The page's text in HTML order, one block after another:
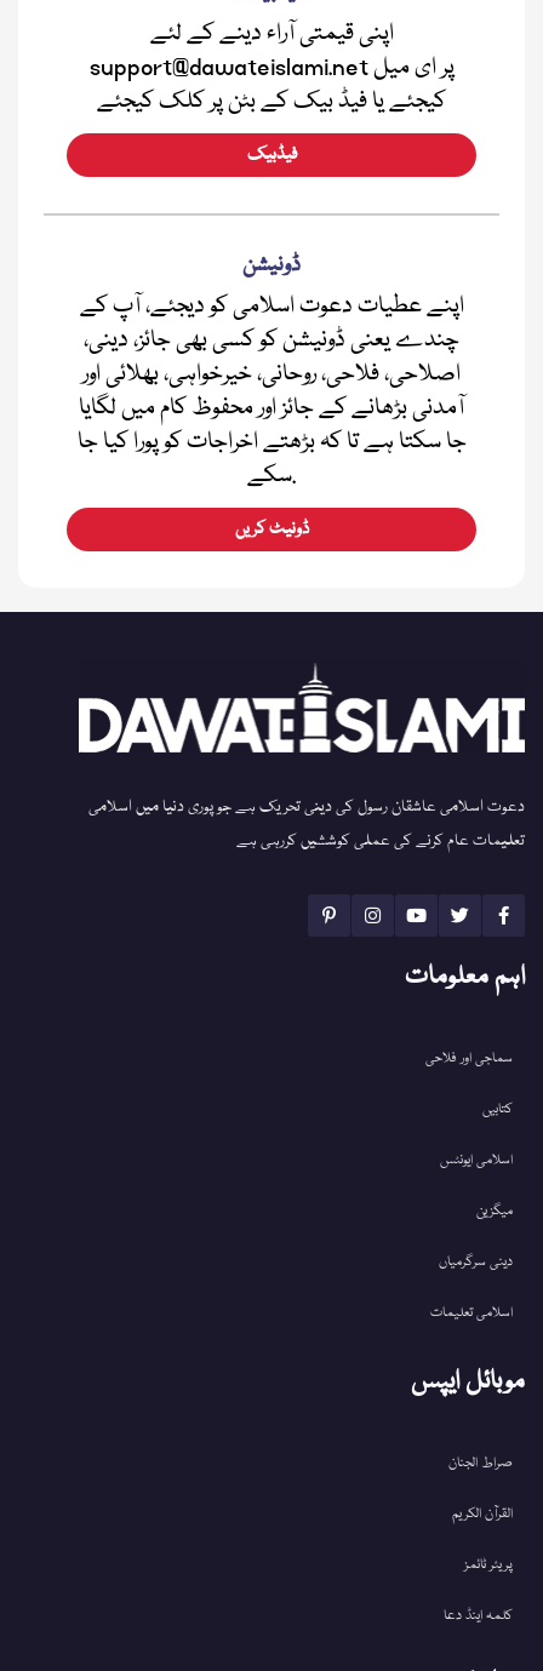
اپنی قیمتی آراء دینے کے لئے
support@dawateislami.net پر ای میل
کیجئے یا فیڈ بیک کے بٹن پر کلک کیجئے
فیڈبیک
ڈونیشن
اپنے عطیات دعوت اسلامی کو دیجئے، آپ کے
چندے یعنی ڈونیشن کو کسی بھی جائز، دینی،
اصلاحی، فلاحی، روحانی، خیرخواہی، بھلائی اور
آمدنی بڑھانے کے جائز اور محفوظ کام میں لگایا
جا سکتا ہے تا کہ بڑھتے اخراجات کو پورا کیا جا
سکے.
ڈونیٹ کریں
دعوت اسلامی عاشقان رسول کی دینی تحریک ہے جو پوری دنیا میں اسلامی
تعلیمات عام کرنے کی عملی کوششیں کررہی ہے
اہم معلومات
سماجی اور فلاحی
کتابیں
اسلامی ایونٹس
میگزین
دینی سرگرمیاں
اسلامی تعلیمات
موبائل ایپس
صراط الجنان
القرآن الکریم
پریئر ٹائمز
کلمہ اینڈ دعا